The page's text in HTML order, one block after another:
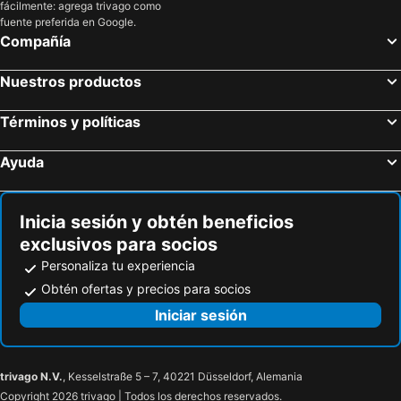
Madrid, Madrid Hoteles
Valencia, Comunidad Valenciana Hoteles
Alicante, Comunidad Valenciana Hoteles
fácilmente: agrega trivago como
fuente preferida en Google.
Compañía
Nuestros productos
Términos y políticas
Ayuda
Inicia sesión y obtén beneficios
exclusivos para socios
Personaliza tu experiencia
Obtén ofertas y precios para socios
Iniciar sesión
trivago N.V., Kesselstraße 5 – 7, 40221 Düsseldorf, Alemania
Copyright 2026 trivago | Todos los derechos reservados.